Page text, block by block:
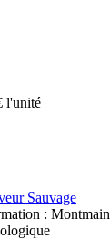
l'unité
Sauvage
: Montmain